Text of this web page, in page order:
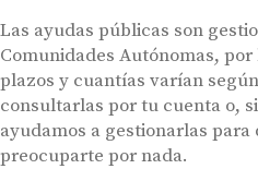
Las ayudas públicas son
Comunidades Autónomas,
plazos y cuantías varían
consultarlas por tu cuenta o,
ayudamos a gestionarlas para
preocuparte por nada.